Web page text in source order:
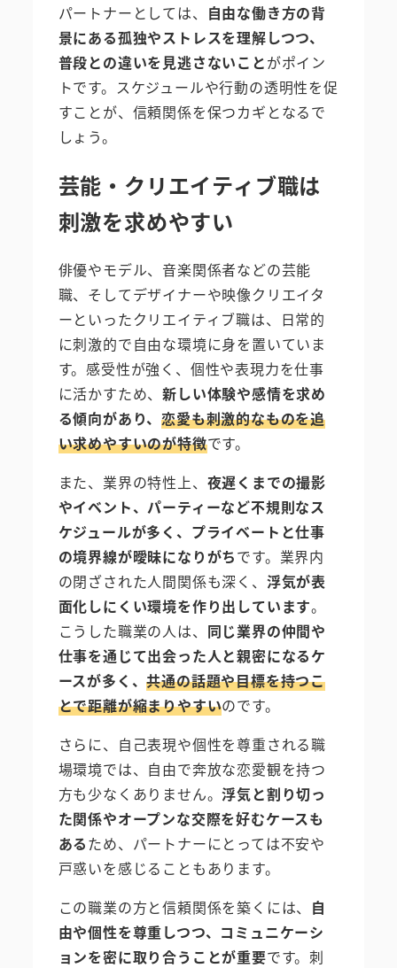
パートナーとしては、 自由な働き方の背
景にある孤独やストレスを理解しつつ、
普段との違いを見逃さないことがポイン
トです。スケジュールや行動の透明性を促
すことが、信頼関係を保つカギとなるで
しょう。
芸能・クリエイティブ職は
刺激を求めやすい
俳優やモデル、音楽関係者などの芸能
職、そしてデザイナーや映像クリエイタ
ーといったクリエイティブ職は、日常的
に刺激的で自由な環境に身を置いていま
す。感受性が強く、個性や表現力を仕事
に活かすため、新しい体験や感情を求め
る傾向があり、恋愛も刺激的なものを追
い求めやすいのが特徴です。
また、業界の特性上、 夜遅くまでの撮影
やイベント、パーティーなど不規則なス
ケジュールが多く、プライベートと仕事
の境界線が曖昧になりがちです。業界内
の閉ざされた人間関係も深く、 浮気が表
面化しにくい環境を作り出しています。
こうした職業の人は、 同じ業界の仲間や
仕事を通じて出会った人と親密になるケ
ースが多く、共通の話題や目標を持つこ
とで距離が縮まりやすいのです。
さらに、自己表現や個性を尊重される職
場環境では、自由で奔放な恋愛観を持つ
方も少なくありません。浮気と割り切っ
た関係やオープンな交際を好むケースも
あるため、パートナーにとっては不安や
戸惑いを感じることもあります。
この職業の方と信頼関係を築くには、 自
由や個性を尊重しつつ、コミュニケーシ
ョンを密に取り合うことが重要です。刺